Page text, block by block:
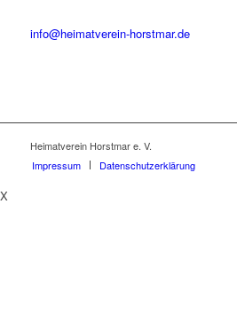
info@heimatverein-horstmar.de
Heimatverein Horstmar e. V.
Impressum
Datenschutzerklärung
X